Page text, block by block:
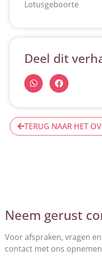
Lotusgeboorte
Deel dit
TERUG NAAR HET
Neem gerust
Voor afspraken, vragen
contact met ons